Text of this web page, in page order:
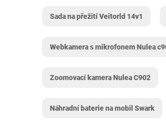
Sada na přežití Veitorld 14v1
Webkamera s mikrofonem Nulea
Zoomovací kamera Nulea C902
Náhradní baterie na mobil Swark